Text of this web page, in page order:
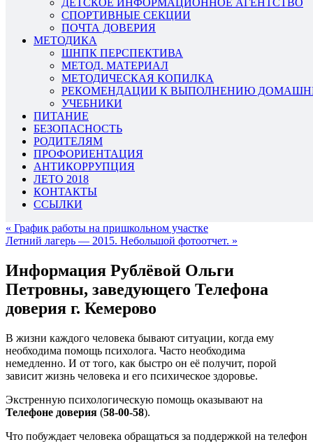
ДЕТСКОЕ ИНФОРМАЦИОННОЕ АГЕНТСТВО
СПОРТИВНЫЕ СЕКЦИИ
ПОЧТА ДОВЕРИЯ
МЕТОДИКА
ШНПК ПЕРСПЕКТИВА
МЕТОД. МАТЕРИАЛ
МЕТОДИЧЕСКАЯ КОПИЛКА
РЕКОМЕНДАЦИИ К ВЫПОЛНЕНИЮ
УЧЕБНИКИ
ПИТАНИЕ
БЕЗОПАСНОСТЬ
РОДИТЕЛЯМ
ПРОФОРИЕНТАЦИЯ
АНТИКОРРУПЦИЯ
ЛЕТО 2018
КОНТАКТЫ
ССЫЛКИ
« График работы на пришкольном участке
Летний лагерь — 2015. Небольшой фотоотчет. »
Информация Рублёвой Ольги
Петровны, заведующего Телефона
доверия г. Кемерово
В жизни каждого человека бывают ситуации, когда ему
необходима помощь психолога. Часто необходима
немедленно. И от того, как быстро он её получит, порой
зависит жизнь человека и его психическое здоровье.
Экстренную психологическую помощь оказывают на
Телефоне доверия (58-00-58).
Что побуждает человека обращаться за поддержкой на телефон